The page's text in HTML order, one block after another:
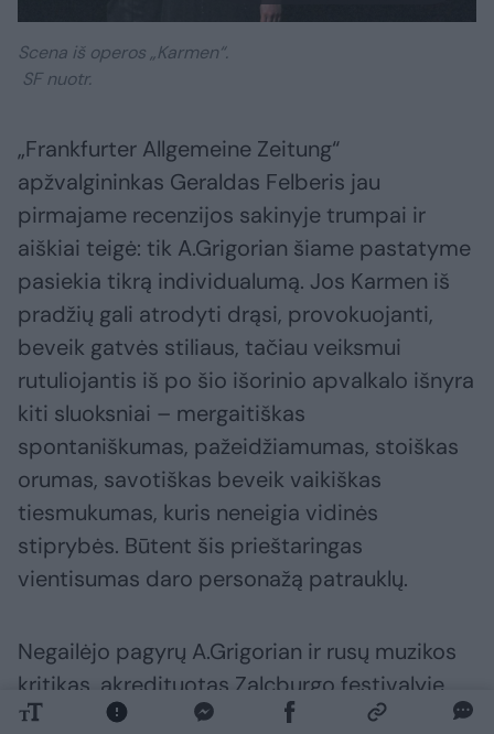
Scena iš operos „Karmen“.
SF nuotr.
„Frankfurter Allgemeine Zeitung“
apžvalgininkas Geraldas Felberis jau
pirmajame recenzijos sakinyje trumpai ir
aiškiai teigė: tik A.Grigorian šiame pastatyme
pasiekia tikrą individualumą. Jos Karmen iš
pradžių gali atrodyti drąsi, provokuojanti,
beveik gatvės stiliaus, tačiau veiksmui
rutuliojantis iš po šio išorinio apvalkalo išnyra
kiti sluoksniai – mergaitiškas
spontaniškumas, pažeidžiamumas, stoiškas
orumas, savotiškas beveik vaikiškas
tiesmukumas, kuris neneigia vidinės
stiprybės. Būtent šis prieštaringas
vientisumas daro personažą patrauklų.
Negailėjo pagyrų A.Grigorian ir rusų muzikos
kritikas, akredituotas Zalcburgo festivalyje,
Aleksandras Kurmačiovas. Gana griežtai